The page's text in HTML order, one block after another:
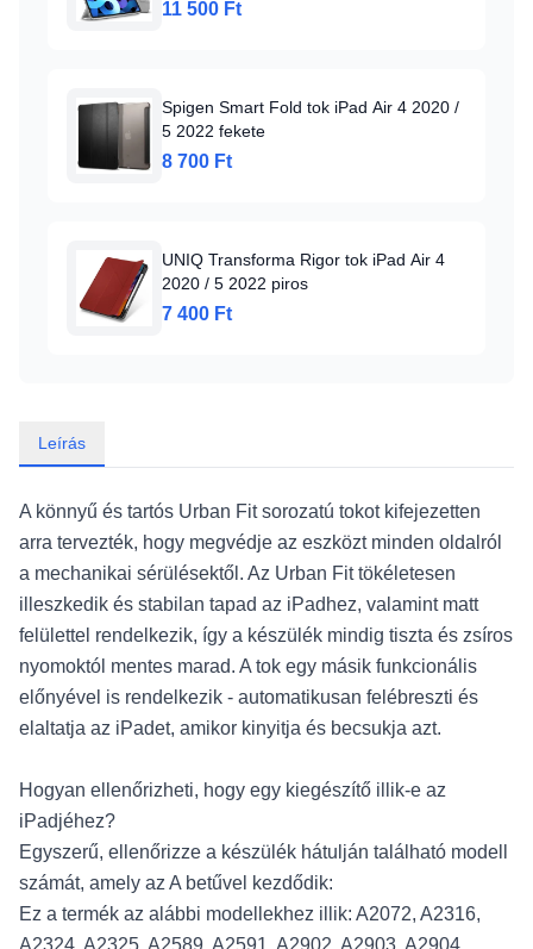
11 500 Ft
Spigen Smart Fold tok iPad Air 4 2020 /
5 2022 fekete
8 700 Ft
UNIQ Transforma Rigor tok iPad Air 4
2020 / 5 2022 piros
7 400 Ft
Leírás
A könnyű és tartós Urban Fit sorozatú tokot kifejezetten
arra tervezték, hogy megvédje az eszközt minden oldalról
a mechanikai sérülésektől. Az Urban Fit tökéletesen
illeszkedik és stabilan tapad az iPadhez, valamint matt
felülettel rendelkezik, így a készülék mindig tiszta és zsíros
nyomoktól mentes marad. A tok egy másik funkcionális
előnyével is rendelkezik - automatikusan felébreszti és
elaltatja az iPadet, amikor kinyitja és becsukja azt.
Hogyan ellenőrizheti, hogy egy kiegészítő illik-e az
iPadjéhez?
Egyszerű, ellenőrizze a készülék hátulján található modell
számát, amely az A betűvel kezdődik:
Ez a termék az alábbi modellekhez illik: A2072, A2316,
A2324, A2325, A2589, A2591, A2902, A2903, A2904.